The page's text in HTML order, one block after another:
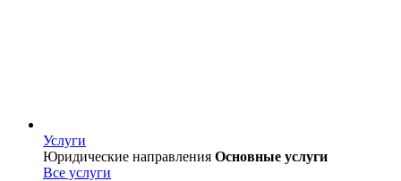
Услуги
Услуги
Юридические направления Основные услуги
Все услуги